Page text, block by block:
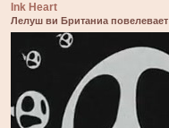
Ink Heart
Лелуш ви Британиа повелевает